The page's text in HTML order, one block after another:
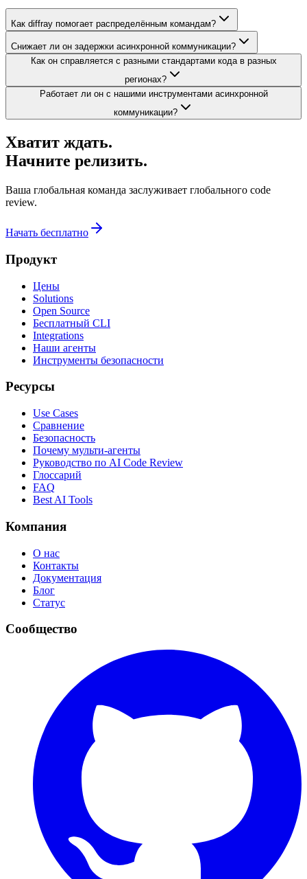
Как diffray помогает распределённым командам?
Снижает ли он задержки асинхронной коммуникации?
Как он справляется с разными стандартами кода в разных
регионах?
Работает ли он с нашими инструментами асинхронной
коммуникации?
Хватит ждать.
Начните релизить.
Ваша глобальная команда заслуживает глобального code
review.
Начать бесплатно
Продукт
Цены
Solutions
Open Source
Бесплатный CLI
Integrations
Наши агенты
Инструменты безопасности
Ресурсы
Use Cases
Сравнение
Безопасность
Почему мульти-агенты
Руководство по AI Code Review
Глоссарий
FAQ
Best AI Tools
Компания
О нас
Контакты
Документация
Блог
Статус
Сообщество